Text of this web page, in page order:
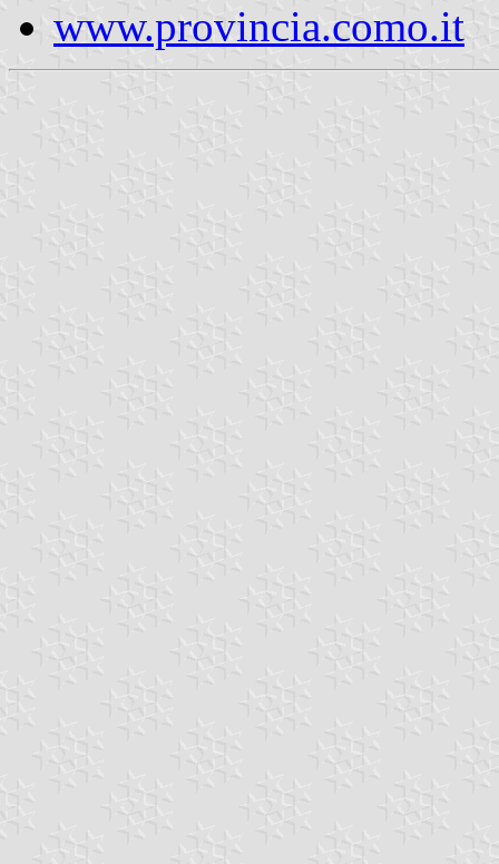
www.provincia.como.it